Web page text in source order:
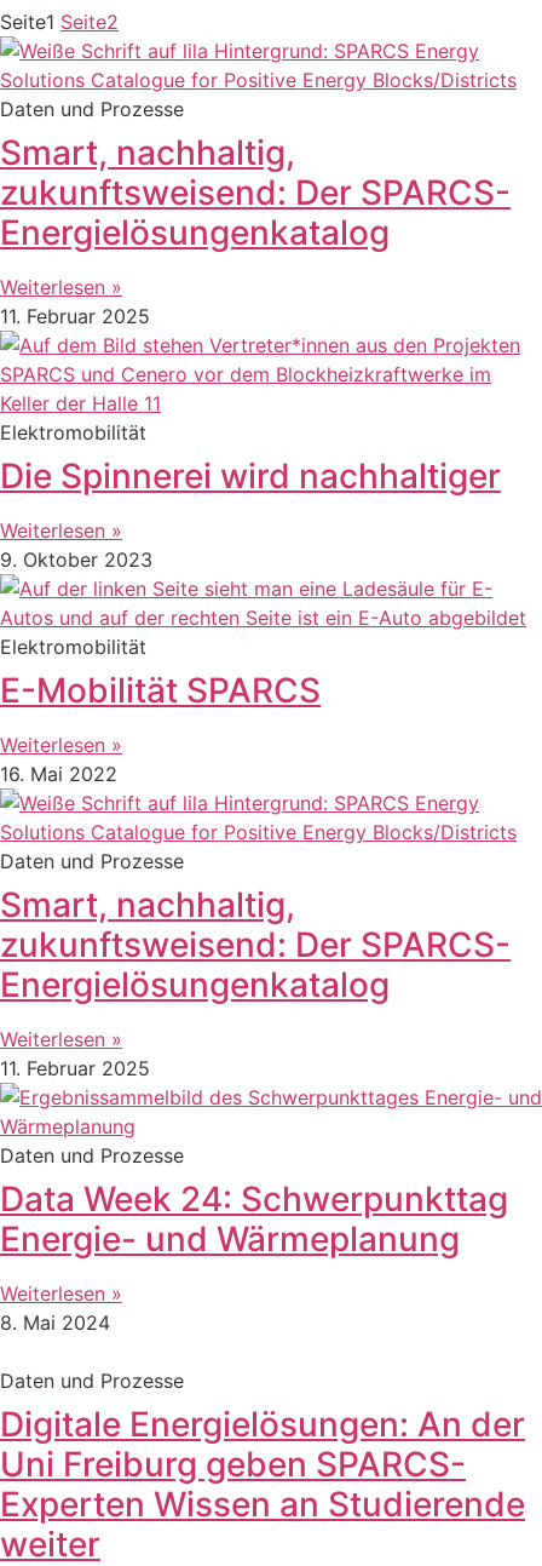
Seite1 Seite2
Daten und Prozesse
Smart, nachhaltig,
zukunftsweisend: Der SPARCS-
Energielösungenkatalog
Weiterlesen »
11. Februar 2025
Elektromobilität
Die Spinnerei wird nachhaltiger
Weiterlesen »
9. Oktober 2023
Elektromobilität
E-Mobilität SPARCS
Weiterlesen »
16. Mai 2022
Daten und Prozesse
Smart, nachhaltig,
zukunftsweisend: Der SPARCS-
Energielösungenkatalog
Weiterlesen »
11. Februar 2025
Daten und Prozesse
Data Week 24: Schwerpunkttag
Energie- und Wärmeplanung
Weiterlesen »
8. Mai 2024
Daten und Prozesse
Digitale Energielösungen: An der
Uni Freiburg geben SPARCS-
Experten Wissen an Studierende
weiter